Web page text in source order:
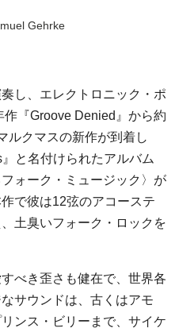
Gehrke
し、エレクトロニック・ポ
『Groove Denied』から約
ルクマスの新作が到着し
と名付けられたアルバム
ォーク・ミュージック〉が
で彼は12弦のアコーステ
土臭いフォーク・ロックを
べき歪さも健在で、世界各
サウンドは、古くはアモ
ンス・ビリーまで、サイケ